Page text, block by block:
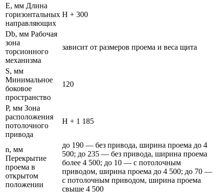
E, мм Длина
горизонтальных
направляющих
Н + 300
Db, мм Рабочая
зона
торсионного
механизма
зависит от размеров проема и веса щита
S, мм
Минимальное
боковое
пространство
120
P, мм Зона
расположения
потолочного
привода
Н + 1 185
n, мм
Перекрытие
проема в
открытом
положении
до 190 — без привода, ширина проема до 4
500; до 235 — без привода, ширина проема
более 4 500; до 10 — с потолочным
приводом, ширина проема до 4 500; до 70 —
с потолочным приводом, ширина проема
свыше 4 500